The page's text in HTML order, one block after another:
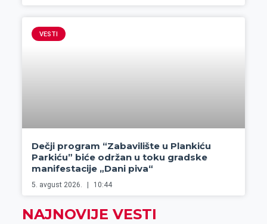
VESTI
Dečji program “Zabavilište u Plankiću
Parkiću” biće održan u toku gradske
manifestacije „Dani piva“
5. avgust 2026. 10:44
NAJNOVIJE VESTI